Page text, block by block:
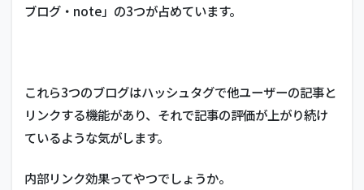
ブログ・note」の3つが占めています。
これら3つのブログはハッシュタグで他ユーザーの記事と
リンクする機能があり、それで記事の評価が上がり続け
ているような気がします。
内部リンク効果ってやつでしょうか。